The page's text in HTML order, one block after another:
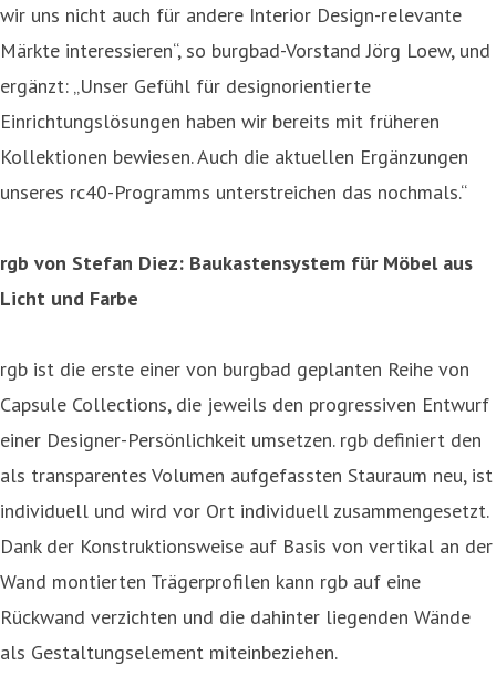
wir uns nicht auch für andere Interior Design-relevante
Märkte interessieren“, so burgbad-Vorstand Jörg Loew, und
ergänzt: „Unser Gefühl für designorientierte
Einrichtungslösungen haben wir bereits mit früheren
Kollektionen bewiesen. Auch die aktuellen Ergänzungen
unseres rc40-Programms unterstreichen das nochmals.“
rgb von Stefan Diez: Baukastensystem für Möbel aus
Licht und Farbe
rgb ist die erste einer von burgbad geplanten Reihe von
Capsule Collections, die jeweils den progressiven Entwurf
einer Designer-Persönlichkeit umsetzen. rgb definiert den
als transparentes Volumen aufgefassten Stauraum neu, ist
individuell und wird vor Ort individuell zusammengesetzt.
Dank der Konstruktionsweise auf Basis von vertikal an der
Wand montierten Trägerprofilen kann rgb auf eine
Rückwand verzichten und die dahinter liegenden Wände
als Gestaltungselement miteinbeziehen.